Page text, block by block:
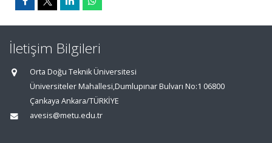
İletişim Bilgileri
Orta Doğu Teknik Üniversitesi
Üniversiteler Mahallesi,Dumlupınar Bulvarı No:1 06800
Çankaya Ankara/TÜRKİYE
avesis@metu.edu.tr